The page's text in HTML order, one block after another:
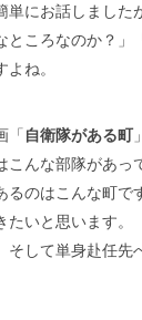
にお話しました
ところなのか？」
ね。
「 自衛隊がある町
こんな部隊があ
るのはこんな町で
いと思います。
そして単身赴任先